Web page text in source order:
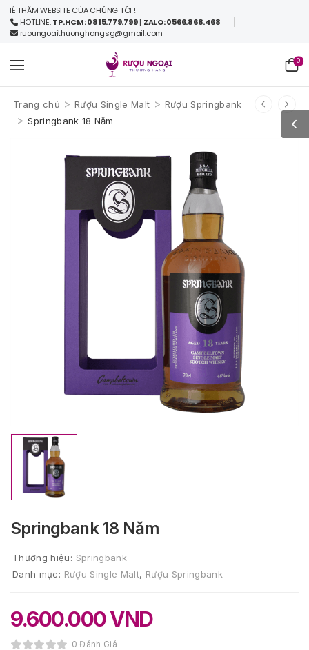
WEBSITE CỦA CHÚNG TÔI !
HOTLINE:TP.HCM: 0815.779.799| ZALO: 0566.868.468
ruoungoaithuonghangsg@gmail.com
0
Trang chủ > Rượu Single Malt > Rượu Springbank
> Springbank 18 Năm
Springbank 18 Năm
Thương hiệu: Springbank
Danh mục: Rượu Single Malt, Rượu Springbank
9.600.000VND
0 Đánh Giá